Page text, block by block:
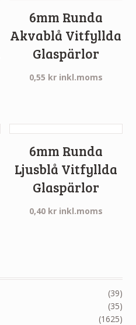
6mm Runda
Akvablå Vitfyllda
Glaspärlor
0,55 kr inkl.moms
6mm Runda
Ljusblå Vitfyllda
Glaspärlor
0,40 kr inkl.moms
(39)
(35)
(1625)